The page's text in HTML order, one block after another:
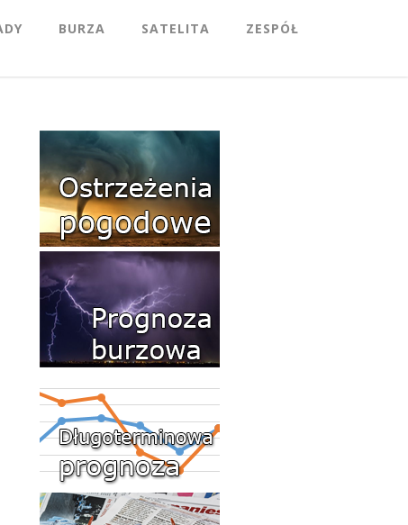
BURZA SATELITA ZESPÓŁ